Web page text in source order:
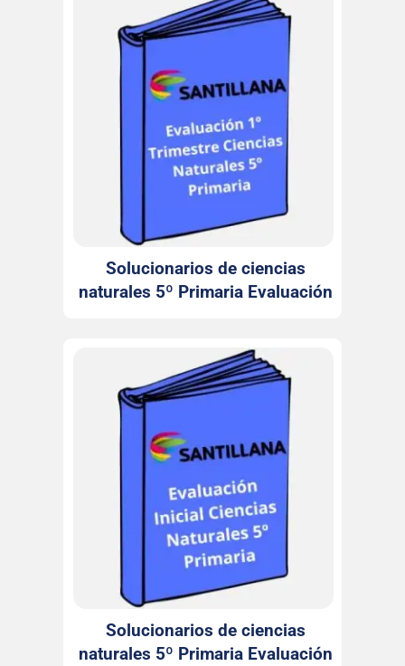
Solucionarios de ciencias
naturales 5º Primaria Evaluación
Solucionarios de ciencias
naturales 5º Primaria Evaluación